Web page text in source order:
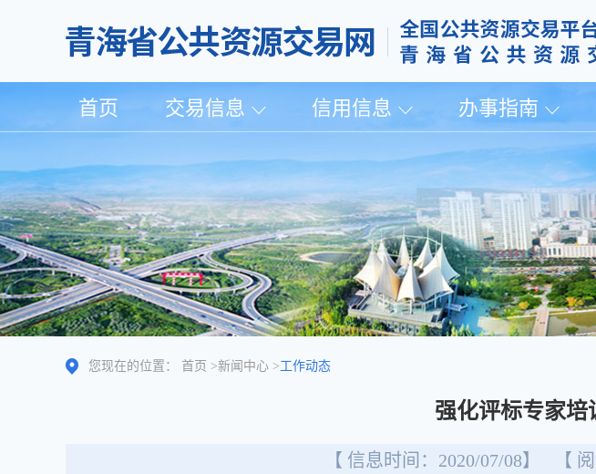
首页 交易信息 信用信息 办事指南
您现在的位置： 首页 >新闻中心 >工作动态
强化评标专家培
【 信息时间：2020/07/08】 【